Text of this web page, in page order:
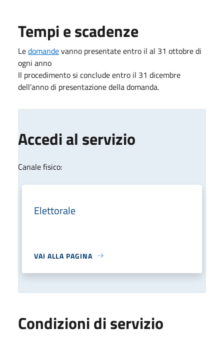
Tempi e scadenze
Ledomandevanno presentate entro il al 31 ottobre di
ogni anno
Il procedimento si conclude entro il 31 dicembre
dell’anno di presentazione della domanda.
Accedi al servizio
Canale fisico:
Elettorale
VAI ALLA PAGINA
Condizioni di servizio